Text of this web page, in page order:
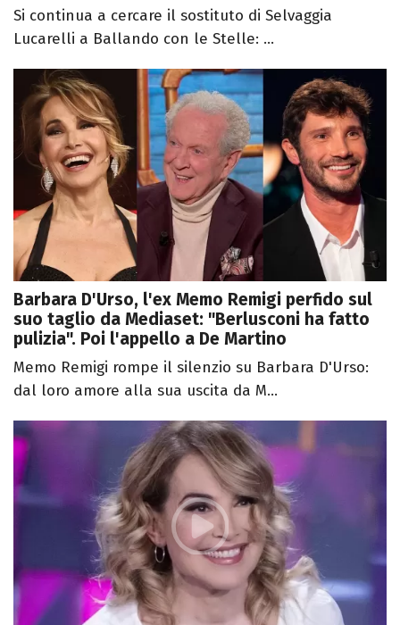
Si continua a cercare il sostituto di Selvaggia
Lucarelli a Ballando con le Stelle: ...
Barbara D'Urso, l'ex Memo Remigi perfido sul
suo taglio da Mediaset: "Berlusconi ha fatto
pulizia". Poi l'appello a De Martino
Memo Remigi rompe il silenzio su Barbara D'Urso:
dal loro amore alla sua uscita da M...